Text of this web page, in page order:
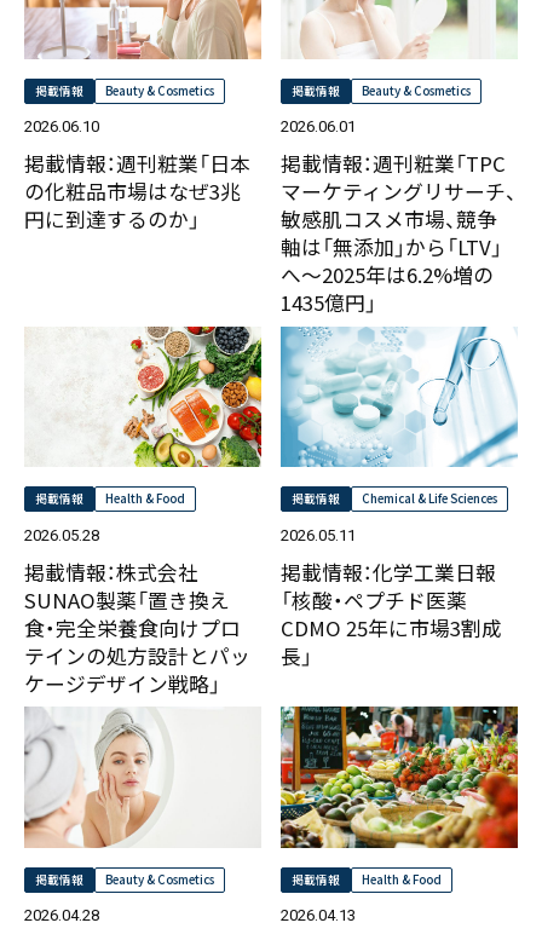
掲載情報 Beauty & Cosmetics
2026.06.10
掲載情報：週刊粧業「日本
の化粧品市場はなぜ3兆
円に到達するのか」
掲載情報 Beauty & Cosmetics
2026.06.01
掲載情報：週刊粧業「TPC
マーケティングリサーチ、
敏感肌コスメ市場、競争
軸は「無添加」から「LTV」
へ～2025年は6.2%増の
1435億円」
掲載情報 Health & Food
2026.05.28
掲載情報：株式会社
SUNAO製薬「置き換え
食・完全栄養食向けプロ
テインの処方設計とパッ
ケージデザイン戦略」
掲載情報 Chemical & Life Sciences
2026.05.11
掲載情報：化学工業日報
「核酸・ペプチド医薬
CDMO 25年に市場3割成
長」
掲載情報 Beauty & Cosmetics
2026.04.28
掲載情報 Health & Food
2026.04.13